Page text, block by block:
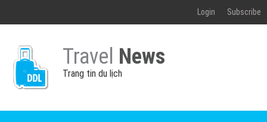
Login Subscribe
Travel News
Trang tin du lịch